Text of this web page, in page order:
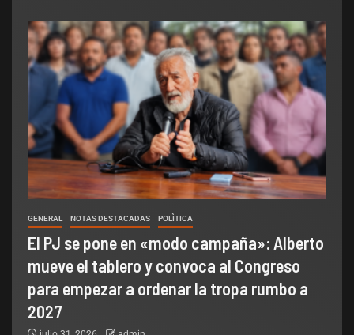
GENERAL NOTAS DESTACADAS POLÌTICA
El PJ se pone en «modo campaña»: Alberto
mueve el tablero y convoca al Congreso
para empezar a ordenar la tropa rumbo a
2027